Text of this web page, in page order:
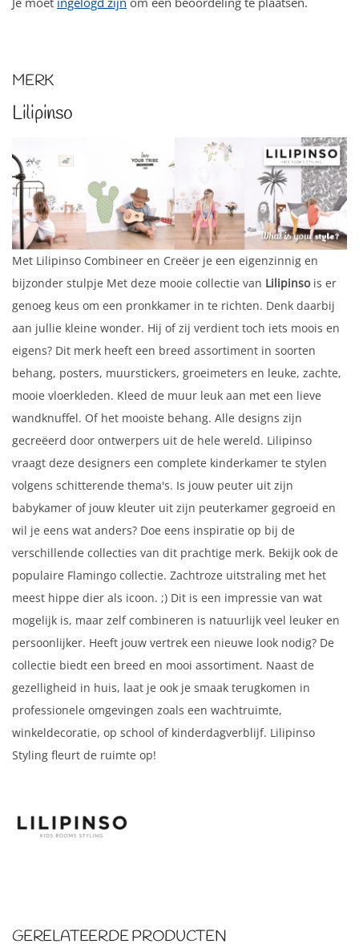
MERK
Lilipinso
Met Lilipinso Combineer en Creëer je een eigenzinnig en
bijzonder stulpje Met deze mooie collectie van Lilipinsois er
genoeg keus om een pronkkamer in te richten. Denk daarbij
aan jullie kleine wonder. Hij of zij verdient toch iets moois en
eigens? Dit merk heeft een breed assortiment in soorten
behang, posters, muurstickers, groeimeters en leuke, zachte,
mooie vloerkleden. Kleed de muur leuk aan met een lieve
wandknuffel. Of het mooiste behang. Alle designs zijn
gecreëerd door ontwerpers uit de hele wereld. Lilipinso
vraagt deze designers een complete kinderkamer te stylen
volgens schitterende thema's. Is jouw peuter uit zijn
babykamer of jouw kleuter uit zijn peuterkamer gegroeid en
wil je eens wat anders? Doe eens inspiratie op bij de
verschillende collecties van dit prachtige merk. Bekijk ook de
populaire Flamingo collectie. Zachtroze uitstraling met het
meest hippe dier als icoon. ;) Dit is een impressie van wat
mogelijk is, maar zelf combineren is natuurlijk veel leuker en
persoonlijker. Heeft jouw vertrek een nieuwe look nodig? De
collectie biedt een breed en mooi assortiment. Naast de
gezelligheid in huis, laat je ook je smaak terugkomen in
professionele omgevingen zoals een wachtruimte,
winkeldecoratie, op school of kinderdagverblijf. Lilipinso
Styling fleurt de ruimte op!
GERELATEERDE PRODUCTEN